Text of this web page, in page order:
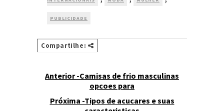
PUBLICIDADE
Compartilhe:
Anterior -Camisas de frio masculinas
opcoes para
Próxima -Tipos de acucares e suas